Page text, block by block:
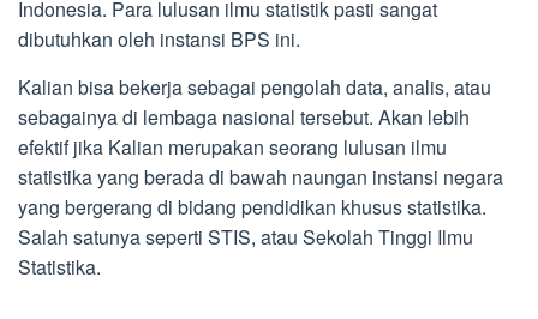
Indonesia. Para lulusan ilmu statistik pasti sangat
dibutuhkan oleh instansi BPS ini.
Kalian bisa bekerja sebagai pengolah data, analis, atau
sebagainya di lembaga nasional tersebut. Akan lebih
efektif jika Kalian merupakan seorang lulusan ilmu
statistika yang berada di bawah naungan instansi negara
yang bergerang di bidang pendidikan khusus statistika.
Salah satunya seperti STIS, atau Sekolah Tinggi Ilmu
Statistika.